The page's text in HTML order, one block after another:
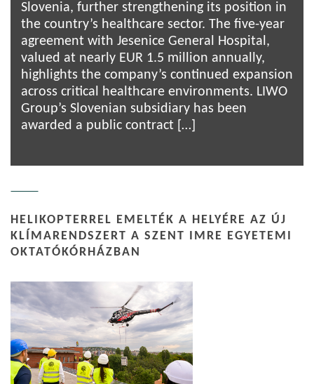
Slovenia, further strengthening its position in
the country’s healthcare sector. The five-year
agreement with Jesenice General Hospital,
valued at nearly EUR 1.5 million annually,
highlights the company’s continued expansion
across critical healthcare environments. LIWO
Group’s Slovenian subsidiary has been
awarded a public contract […]
HELIKOPTERREL EMELTÉK A HELYÉRE AZ ÚJ
KLÍMARENDSZERT A SZENT IMRE EGYETEMI
OKTATÓKÓRHÁZBAN